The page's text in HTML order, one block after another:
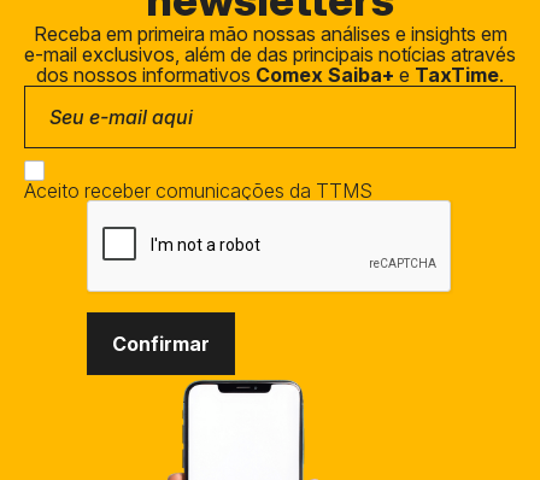
Receba em primeira mão nossas análises e insights em
e-mail exclusivos, além de das principais notícias através
dos nossos informativos Comex Saiba+ e TaxTime.
Aceito receber comunicações da TTMS